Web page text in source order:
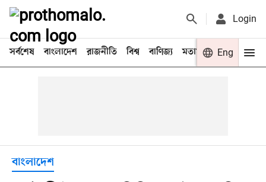
Login
সর্বশেষ বাংলাদেশ রাজনীতি বিশ্ব বাণিজ্য মতামত খেলা
Eng
বাংলাদেশ